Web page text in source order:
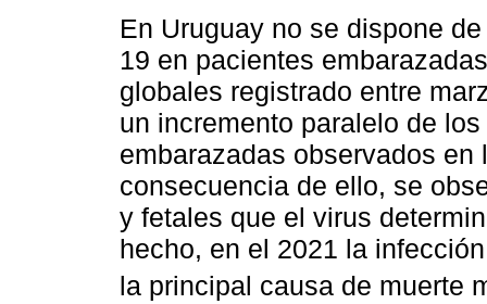
En Uruguay no se dispone
19 en pacientes
globales registrado entre
un incremento paralelo de
embarazadas observados
consecuencia de ello, se
y fetales que el virus
hecho, en el 2021 la
la principal causa de muerte